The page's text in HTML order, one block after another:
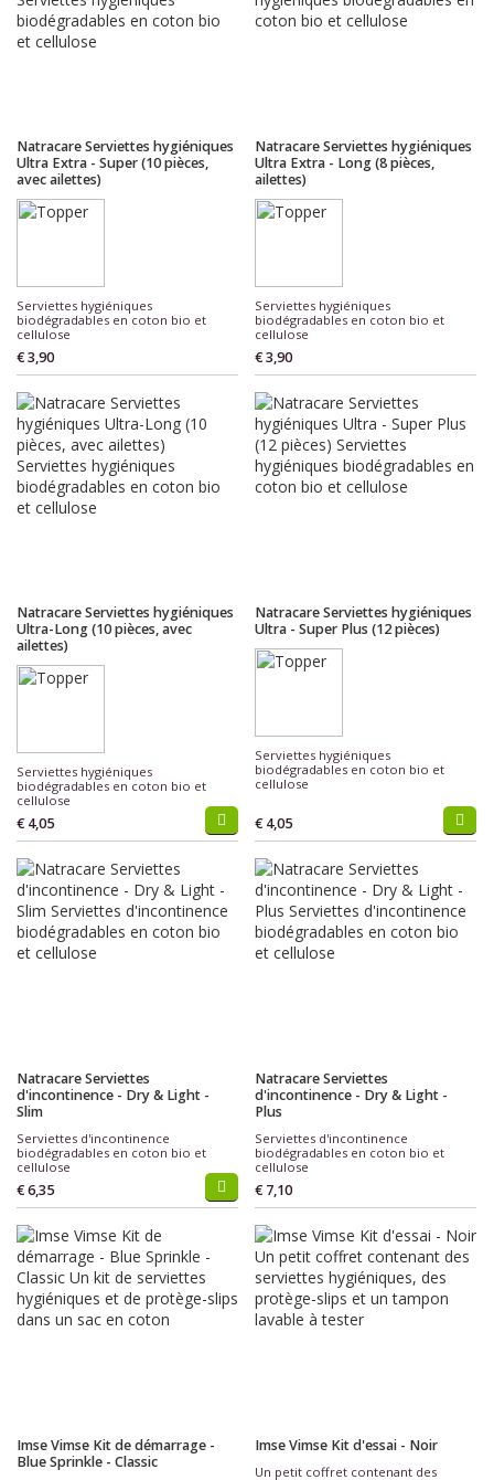
Natracare Serviettes hygiéniques
Ultra Extra - Super (10 pièces,
avec ailettes)
Serviettes hygiéniques
biodégradables en coton bio et
cellulose
€ 3,90
Natracare Serviettes hygiéniques
Ultra Extra - Long (8 pièces,
ailettes)
Serviettes hygiéniques
biodégradables en coton bio et
cellulose
€ 3,90
Natracare Serviettes hygiéniques
Ultra-Long (10 pièces, avec
ailettes)
Serviettes hygiéniques
biodégradables en coton bio et
cellulose
€ 4,05
Natracare Serviettes hygiéniques
Ultra - Super Plus (12 pièces)
Serviettes hygiéniques
biodégradables en coton bio et
cellulose
€ 4,05
Natracare Serviettes
d'incontinence - Dry & Light -
Slim
Serviettes d'incontinence
biodégradables en coton bio et
cellulose
€ 6,35
Natracare Serviettes
d'incontinence - Dry & Light -
Plus
Serviettes d'incontinence
biodégradables en coton bio et
cellulose
€ 7,10
Imse Vimse Kit de démarrage -
Blue Sprinkle - Classic
Imse Vimse Kit d'essai - Noir
Un petit coffret contenant des